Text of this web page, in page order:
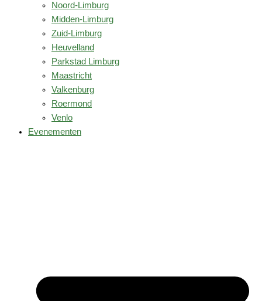
Noord-Limburg
Midden-Limburg
Zuid-Limburg
Heuvelland
Parkstad Limburg
Maastricht
Valkenburg
Roermond
Venlo
Evenementen